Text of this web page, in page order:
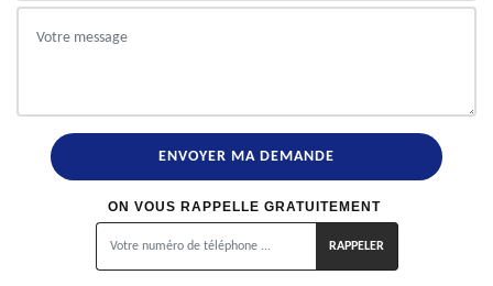
ON VOUS RAPPELLE GRATUITEMENT